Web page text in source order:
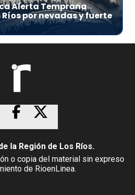
Alerta Temprana
Ríos por nevadas y fuerte
la Región de Los Ríos.
o copia del material sin expreso
de RioenLinea.